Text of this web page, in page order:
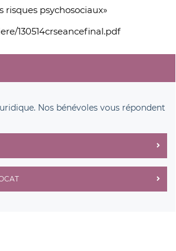
risques psychosociaux»
130514crseancefinal.pdf
Nos bénévoles vous répondent